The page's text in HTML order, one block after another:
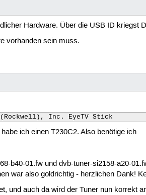
Hardware. Über die USB ID kriegst
vorhanden sein muss.
(Rockwell), Inc. EyeTV Stick
ich einen T230C2. Also benötige ich
b40-01.fw und dvb-tuner-si2158-a20-
war also goldrichtig - herzlichen Dank!
und auch da wird der Tuner nun korrekt